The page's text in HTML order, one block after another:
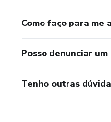
Como faço para me
Posso denunciar
Tenho outras